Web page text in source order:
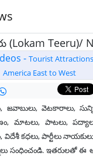
(Lokam Teeru)/
- Tourist
America East to West
జవాబులు, వెటకారాలు,
మాటలు, పాటలు,
కధలు, పార్టీలు
సంధించండి. ఇతరులతో